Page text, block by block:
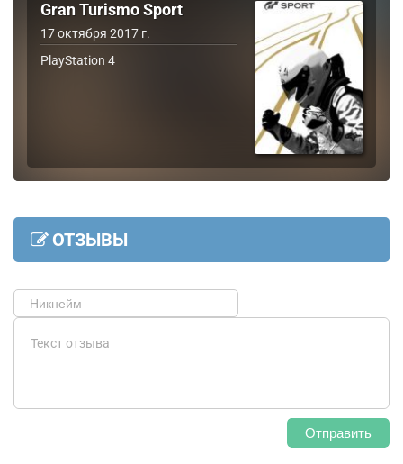
Gran Turismo Sport
17 октября 2017 г.
PlayStation 4
ОТЗЫВЫ
Отправить